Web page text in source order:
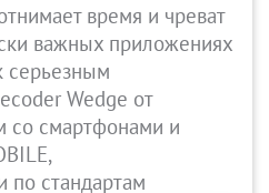
время и чреват
важных приложениях
серьезным
Wedge от
со смартфонами и
стандартам